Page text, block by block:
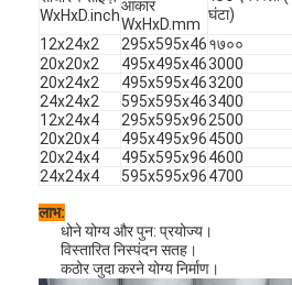
WxHxD.inch
आकार
WxHxD.mm
घंटा)
12x24x2
295x595x46१७००
20x20x2 495x495x463000
20x24x2
495x595x463200
24x24x2
595x595x463400
12x24x4
295x595x962500
20x20x4
495x495x964500
20x24x4
495x595x964600
24x24x4
595x595x964700
लाभ:
धोने योग्य और पुन: प्रयोज्य।
विस्तारित निस्पंदन सतह।
कठोर जुदा करने योग्य निर्माण।